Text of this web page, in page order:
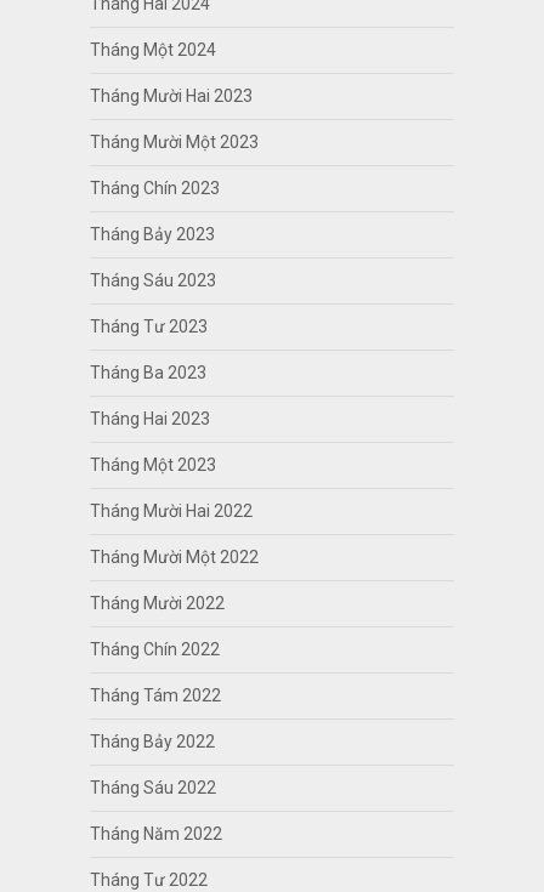
Tháng Hai 2024
Tháng Một 2024
Tháng Mười Hai 2023
Tháng Mười Một 2023
Tháng Chín 2023
Tháng Bảy 2023
Tháng Sáu 2023
Tháng Tư 2023
Tháng Ba 2023
Tháng Hai 2023
Tháng Một 2023
Tháng Mười Hai 2022
Tháng Mười Một 2022
Tháng Mười 2022
Tháng Chín 2022
Tháng Tám 2022
Tháng Bảy 2022
Tháng Sáu 2022
Tháng Năm 2022
Tháng Tư 2022